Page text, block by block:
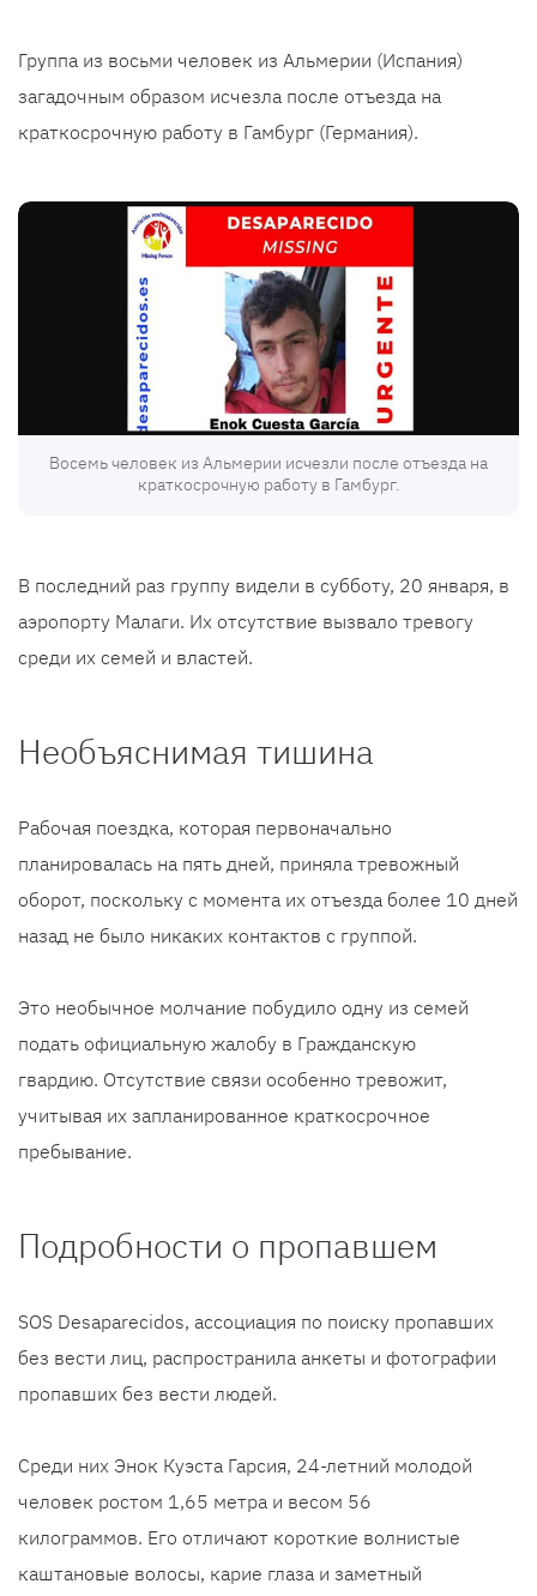
Группа из восьми человек из Альмерии (Испания)
загадочным образом исчезла после отъезда на
краткосрочную работу в Гамбург (Германия).
Восемь человек из Альмерии исчезли после отъезда на
краткосрочную работу в Гамбург.
В последний раз группу видели в субботу, 20 января, в
аэропорту Малаги. Их отсутствие вызвало тревогу
среди их семей и властей.
Необъяснимая тишина
Рабочая поездка, которая первоначально
планировалась на пять дней, приняла тревожный
оборот, поскольку с момента их отъезда более 10 дней
назад не было никаких контактов с группой.
Это необычное молчание побудило одну из семей
подать официальную жалобу в Гражданскую
гвардию. Отсутствие связи особенно тревожит,
учитывая их запланированное краткосрочное
пребывание.
Подробности о пропавшем
SOS Desaparecidos, ассоциация по поиску пропавших
без вести лиц, распространила анкеты и фотографии
пропавших без вести людей.
Среди них Энок Куэста Гарсия, 24-летний молодой
человек ростом 1,65 метра и весом 56
килограммов. Его отличают короткие волнистые
каштановые волосы, карие глаза и заметный